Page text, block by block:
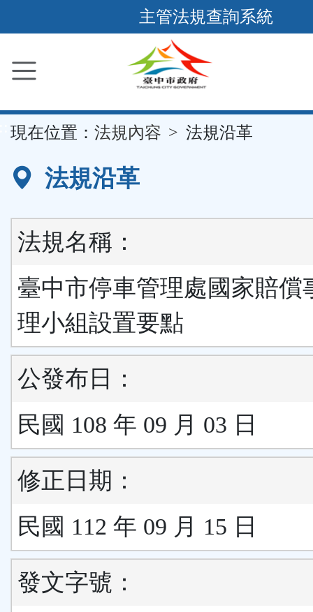
到
要
容
區
主管法規查詢系統
現在位置： 法規內容 法規沿革
法規沿革
法規名稱：
臺中市停車管理處國家賠償
理小組設置要點
公發布日：
民國 108 年 09 月 03 日
修正日期：
民國 112 年 09 月 15 日
發文字號：